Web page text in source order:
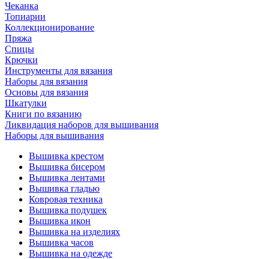
Чеканка
Топиарии
Коллекционирование
Пряжа
Спицы
Крючки
Инструменты для вязания
Наборы для вязания
Основы для вязания
Шкатулки
Книги по вязанию
Ликвидация наборов для вышивания
Наборы для вышивания
Вышивка крестом
Вышивка бисером
Вышивка лентами
Вышивка гладью
Ковровая техника
Вышивка подушек
Вышивка икон
Вышивка на изделиях
Вышивка часов
Вышивка на одежде